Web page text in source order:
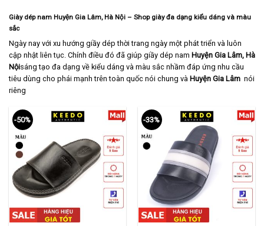
Giày dép nam Huyện Gia Lâm, Hà Nội – Shop giày đa dạng kiểu dáng và màu
sắc
Ngày nay với xu hướng giầy dép thời trang ngày một phát triển và luôn
cập nhật liên tục. Chính điều đó đã giúp giầy dép nam Huyện Gia Lâm, Hà
Nộisáng tạo đa dạng về kiểu dáng và màu sắc nhầm đáp ứng nhu cầu
tiêu dùng cho phái mạnh trên toàn quốc nói chung và Huyện Gia Lâm nói
riêng
-50% -33%